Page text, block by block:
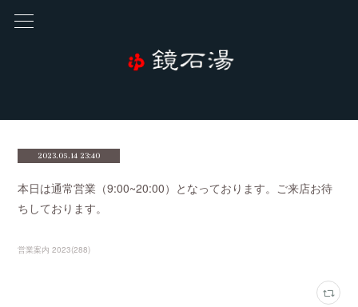
2023.05.14 23:40
本日は通常営業（9:00~20:00）となっております。ご来店お待
ちしております。
営業案内 2023(288)